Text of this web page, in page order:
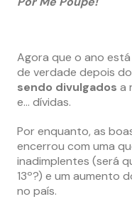
Agora que o ano
de verdade depois
sendo divulgados a
e… dívidas.
Por enquanto, as
encerrou com uma
inadimplentes (será
13º?) e um aumento
no país.